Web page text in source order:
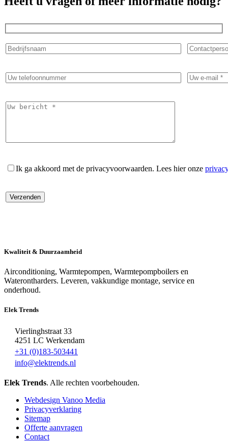
Ik ga akkoord met de privacyvoorwaarden. Lees hier onze
Kwaliteit & Duurzaamheid
Airconditioning, Warmtepompen, Warmtepompboilers en
Waterontharders. Leveren, vakkundige montage, service en
onderhoud.
Elek Trends
Vierlinghstraat 33
4251 LC Werkendam
+31 (0)183-503441
info@elektrends.nl
Elek Trends. Alle rechten voorbehouden.
Webdesign Vanoo Media
Privacyverklaring
Sitemap
Offerte aanvragen
Contact